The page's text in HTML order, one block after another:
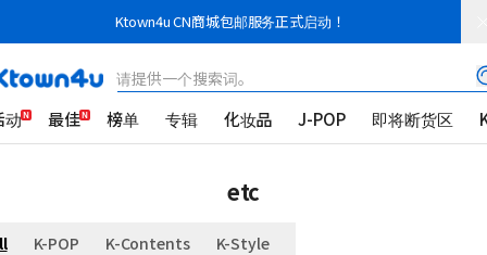
Ktown4u CN商城包邮服务正式启动！
请提供一个搜索词。
动 最佳 榜单 专辑 化妆品 J-POP 即将断货区
etc
K-POP K-Contents K-Style